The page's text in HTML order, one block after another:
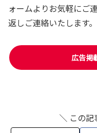
ォームよりお気軽にご
返しご連絡いたします。
広告掲
＼ この記